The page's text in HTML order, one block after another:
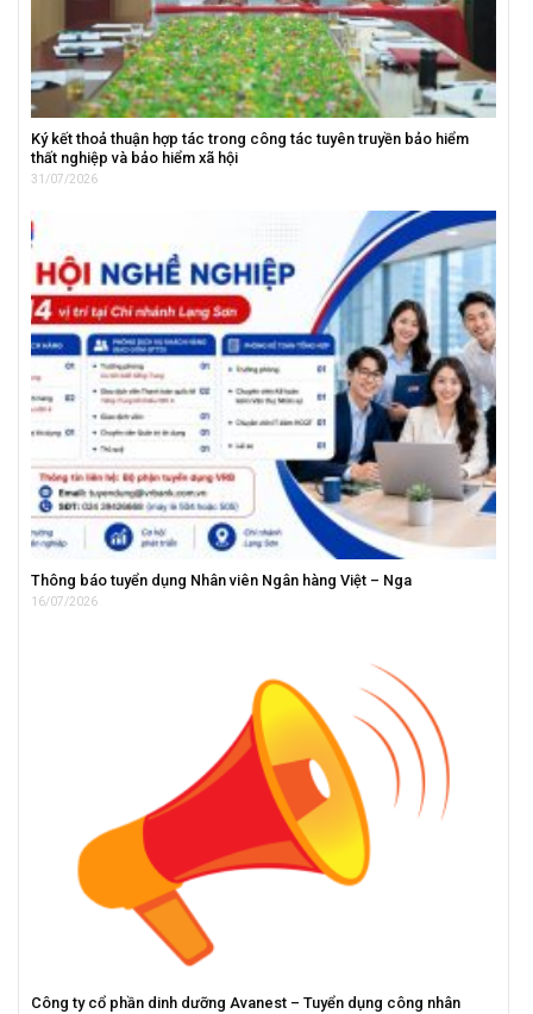
Ký kết thoả thuận hợp tác trong công tác tuyên truyền bảo hiểm
thất nghiệp và bảo hiểm xã hội
31/07/2026
Thông báo tuyển dụng Nhân viên Ngân hàng Việt – Nga
16/07/2026
Công ty cổ phần dinh dưỡng Avanest – Tuyển dụng công nhân